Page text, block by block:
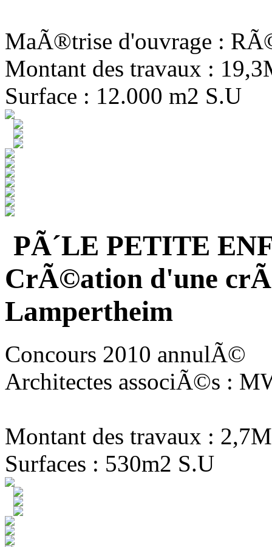
MaÃ®trise d'ouvrage :
Montant des travaux :
Surface : 12.000 m2 S.U
PÃ´LE PETITE
CrÃ©ation d'une
Lampertheim
Concours 2010 annulÃ©
Architectes associÃ©s :
Montant des travaux :
Surfaces : 530m2 S.U